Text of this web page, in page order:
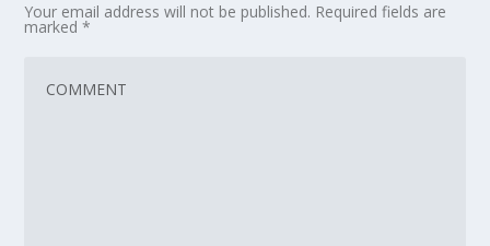
Your email address will not be published. Required fields are
marked*